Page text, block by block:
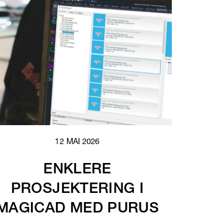
12 MAI 2026
ENKLERE
PROSJEKTERING I
MED PURUS